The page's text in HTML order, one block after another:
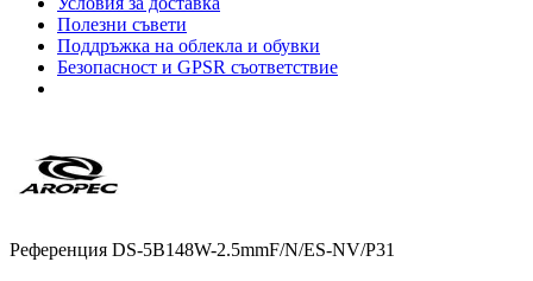
Полезни съвети
Поддръжка на облекла и обувки
Безопасност и GPSR съответствие
Референция DS-5B148W-2.5mmF/N/ES-NV/P31